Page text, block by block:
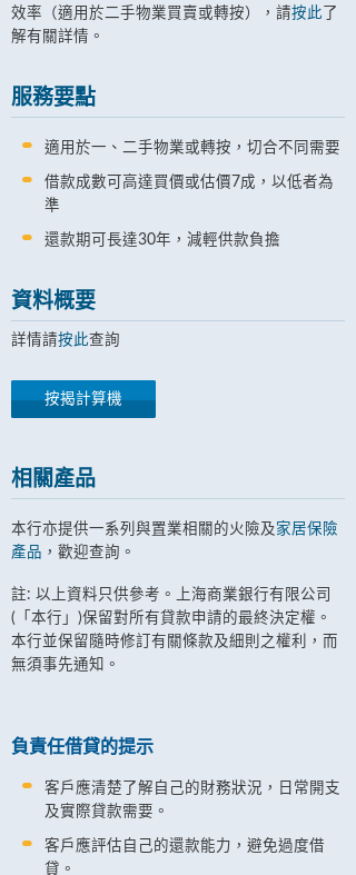
效率（適用於二手物業買賣或轉按），請按此 了
解有關詳情。
服務要點
適用於一、二手物業或轉按，切合不同需要
借款成數可高達買價或估價7成，以低者為
準
還款期可長達30年，減輕供款負擔
資料概要
詳情請按此查詢
按揭計算機
相關產品
本行亦提供一系列與置業相關的火險及 家居保險
產品 ，歡迎查詢。
註: 以上資料只供參考。上海商業銀行有限公司
(「本行」)保留對所有貸款申請的最終決定權。
本行並保留隨時修訂有關條款及細則之權利，而
無須事先通知。
負責任借貸的提示
客戶應清楚了解自己的財務狀況，日常開支
及實際貸款需要。
客戶應評估自己的還款能力，避免過度借
貸。